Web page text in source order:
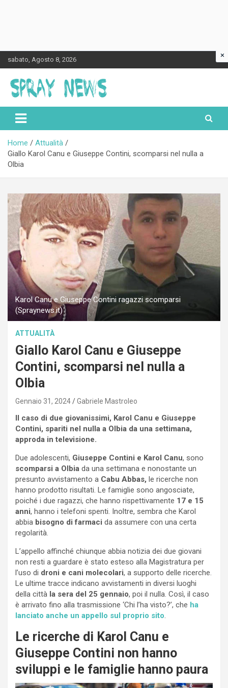
to
content
sabato, Agosto 8, 2026
Spraynews.it
Home
Attualità
Giallo Karol Canu e Giuseppe Contini, scomparsi nel nulla a
Olbia
Karol Canu e Giuseppe Contini ragazzi scomparsi
(Spraynews.it)
ATTUALITÀ
Giallo Karol Canu e Giuseppe
Contini, scomparsi nel nulla a
Olbia
Gennaio 31, 2024 Gabriele Mastroleo
Il caso di due giovanissimi, Karol Canu e Giuseppe
Contini, spariti nel nulla a Olbia da una settimana,
approda in televisione.
Due adolescenti, Giuseppe Contini e Karol Canu, sono
scomparsi a Olbia da una settimana e nonostante un
presunto avvistamento a Cabu Abbas, le ricerche non
hanno prodotto risultati. Le famiglie sono angosciate,
poiché i due ragazzi, che hanno rispettivamente 17 e 15
anni, hanno i telefoni spenti. Inoltre, sembra che Karol
abbia bisogno di farmaci da assumere con una certa
regolarità.
L’appello affinché chiunque abbia notizia dei due giovani
non resti a guardare è stato esteso alla Magistratura per
l’uso di droni e cani molecolari, a supporto delle ricerche.
Le ultime tracce indicano avvistamenti in diversi luoghi
della città la sera del 25 gennaio, poi il nulla. Così, il caso
è arrivato fino alla trasmissione ‘Chi l’ha visto?’, che ha
lanciato anche un appello sul proprio sito.
Le ricerche di Karol Canu e
Giuseppe Contini non hanno
sviluppi e le famiglie hanno paura
×